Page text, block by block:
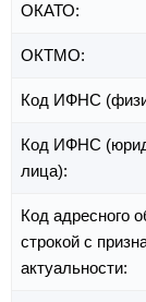
ОКАТО:
ОКТМО:
Код ИФНС
Код ИФНС
лица):
Код адресного
строкой с
актуальности: